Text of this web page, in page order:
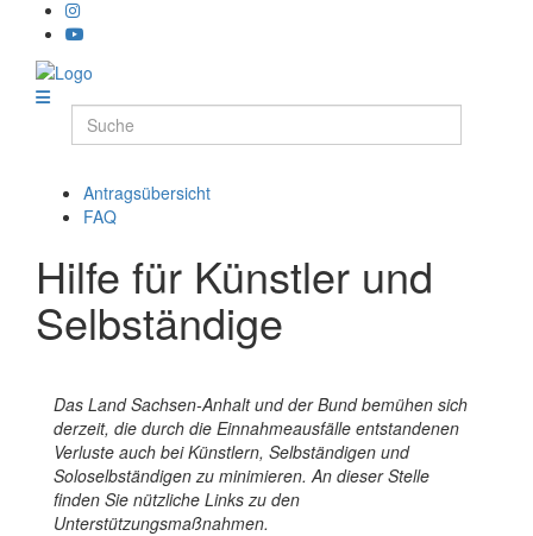
Antragsübersicht
FAQ
Hilfe für Künstler und
Selbständige
Das Land Sachsen-Anhalt und der Bund bemühen sich
derzeit, die durch die Einnahmeausfälle entstandenen
Verluste auch bei Künstlern, Selbständigen und
Soloselbständigen zu minimieren. An dieser Stelle
finden Sie nützliche Links zu den
Unterstützungsmaßnahmen.